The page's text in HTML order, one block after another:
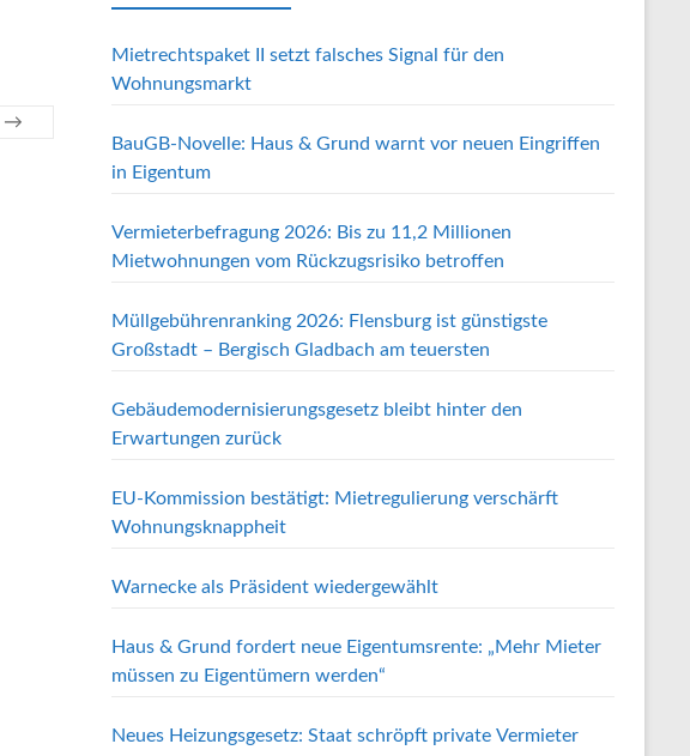
→
Mietrechtspaket II setzt falsches Signal für den
Wohnungsmarkt
BauGB-Novelle: Haus & Grund warnt vor neuen Eingriffen
in Eigentum
Vermieterbefragung 2026: Bis zu 11,2 Millionen
Mietwohnungen vom Rückzugsrisiko betroffen
Müllgebührenranking 2026: Flensburg ist günstigste
Großstadt – Bergisch Gladbach am teuersten
Gebäudemodernisierungsgesetz bleibt hinter den
Erwartungen zurück
EU-Kommission bestätigt: Mietregulierung verschärft
Wohnungsknappheit
Warnecke als Präsident wiedergewählt
Haus & Grund fordert neue Eigentumsrente: „Mehr Mieter
müssen zu Eigentümern werden“
Neues Heizungsgesetz: Staat schröpft private Vermieter